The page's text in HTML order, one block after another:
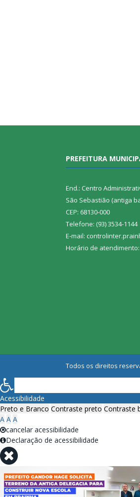
PREFEITURA
End.: Centro
São Sebastião (antiga
CEP: 68130-000
Telefone: (93) 3534-1144
E-mail:
Horário de atendimento:
Todos os direitos
Acessibilidade
Preto e Branco Contraste preto Contraste
A A A
cancelar acessibilidade
Declaração de acessibilidade